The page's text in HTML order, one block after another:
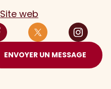
Site web
ENVOYER UN MESSAGE